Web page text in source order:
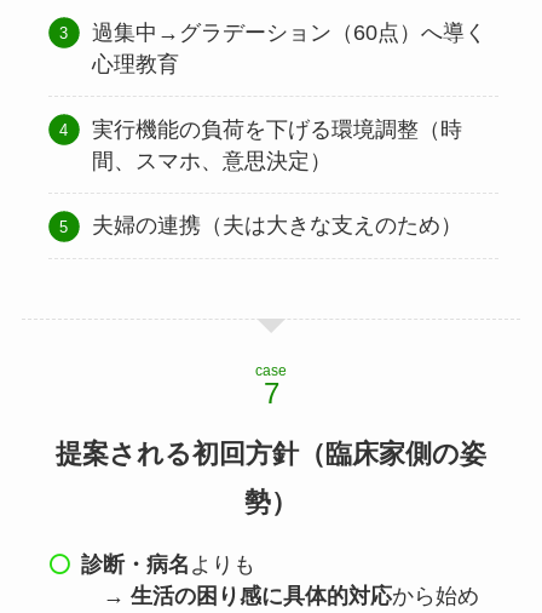
過集中→グラデーション（60点）へ導く
心理教育
実行機能の負荷を下げる環境調整（時
間、スマホ、意思決定）
夫婦の連携（夫は大きな支えのため）
case
提案される初回方針（臨床家側の姿
勢）
診断・病名 よりも
→生活の困り感に具体的対応から始め